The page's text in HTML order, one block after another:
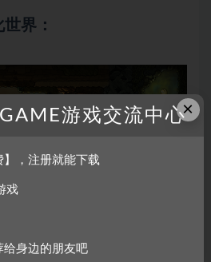
界：
限的难以驾驭的太空石，然后窒
×
游戏交流中心
，注册就能下载
戏
给身边的朋友吧